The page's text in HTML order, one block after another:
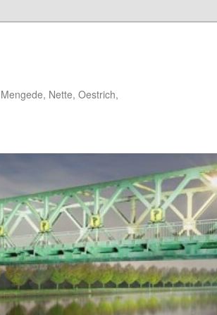
Nette, Oestrich,